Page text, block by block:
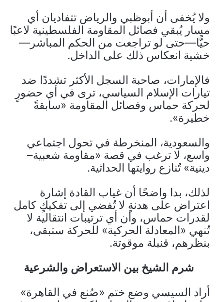
ولا يُخفى أن أبوظبي والرياض تتفاديان أي
مسار يُبقي فصائل المقاومة الفلسطينية لاعبًا
حيًّا—حتى لو تراجعت من الحكم المباشر—
خشية انعكاس ذلك على الداخل.
فالإمارات، صاحبة السجل الأكثر تشددًا ضد
تيارات الإسلام السياسي، ترى في أي حضورٍ
لحركة حماس وفصائل المقاومة «سابقةً
خطيرة».
والسعودية، المنخرطة في تحول اجتماعي
واسع، لا ترغب في قصة «مقاومة شعبية–
دينية» تُنازع روايتها الحداثية.
لذلك، بدا واضحًا أن غياب القادة إشارة
اعتراض على هدنةٍ لا تُفضي إلى تفكيكٍ كامل
لقدرات حماس، وأن أي ترتيبات انتقالية لا
تُنهي «المعادلة الحركية» للحركة ستبقى،
بنظرهم، قنبلة موقوتة.
شرم الشيخ بين الاستعراض والشرعية
أراد السيسي وضع ختم «صُنع في القاهرة»